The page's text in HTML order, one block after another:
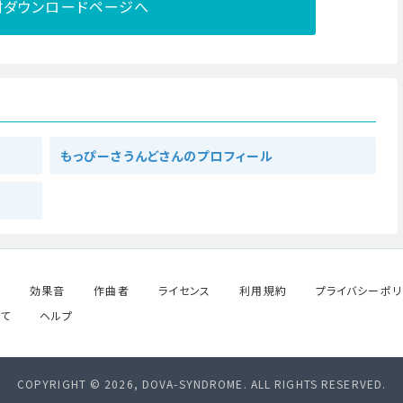
ウンロードページへ
もっぴーさうんどさんのプロフィール
効果音 作曲者 ライセンス 利用規約 プライバシーポ
ヘルプ
COPYRIGHT © 2026, DOVA-SYNDROME. ALL RIGHTS RESERVED.